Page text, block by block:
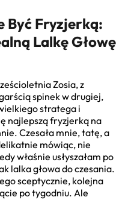
Być Fryzjerką:
Lalkę Głowę
Zosia, z
spinek w drugiej,
stratega i
najlepszą fryzjerką na
Czesała mnie, tatę, a
mówiąc, nie
właśnie usłyszałam po
lalka głowa do czesania.
sceptycznie, kolejna
po tygodniu. Ale